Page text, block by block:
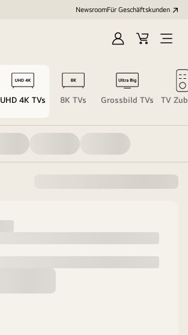
NewsroomFür Geschäftskunden
AnmeldenWarenkorb
Menü
UHD 4K TVs 8K TVs Grossbild TVs TV